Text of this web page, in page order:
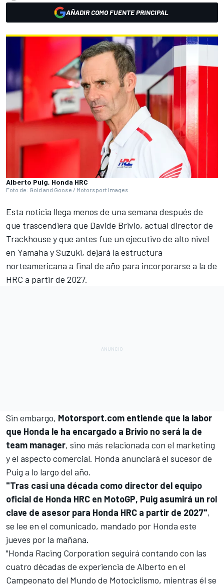
AÑADIR COMO FUENTE PRINCIPAL
Alberto Puig, Honda HRC
Foto de: Gold and Goose / Motorsport Images
Esta noticia llega menos de una semana después de
que trascendiera que Davide Brivio, actual director de
Trackhouse y que antes fue un ejecutivo de alto nivel
en Yamaha y Suzuki, dejará la estructura
norteamericana a final de año para incorporarse a la de
HRC a partir de 2027.
Sin embargo, Motorsport.com entiende que la labor
que Honda le ha encargado a Brivio no será la de
team manager, sino más relacionada con el marketing
y el aspecto comercial. Honda anunciará el sucesor de
Puig a lo largo del año.
"Tras casi una década como director del equipo
oficial de Honda HRC en MotoGP, Puig asumirá un rol
clave de asesor para Honda HRC a partir de 2027",
se lee en el comunicado, mandado por Honda este
jueves por la mañana.
"Honda Racing Corporation seguirá contando con las
cuatro décadas de experiencia de Alberto en el
Campeonato del Mundo de Motociclismo, mientras él se